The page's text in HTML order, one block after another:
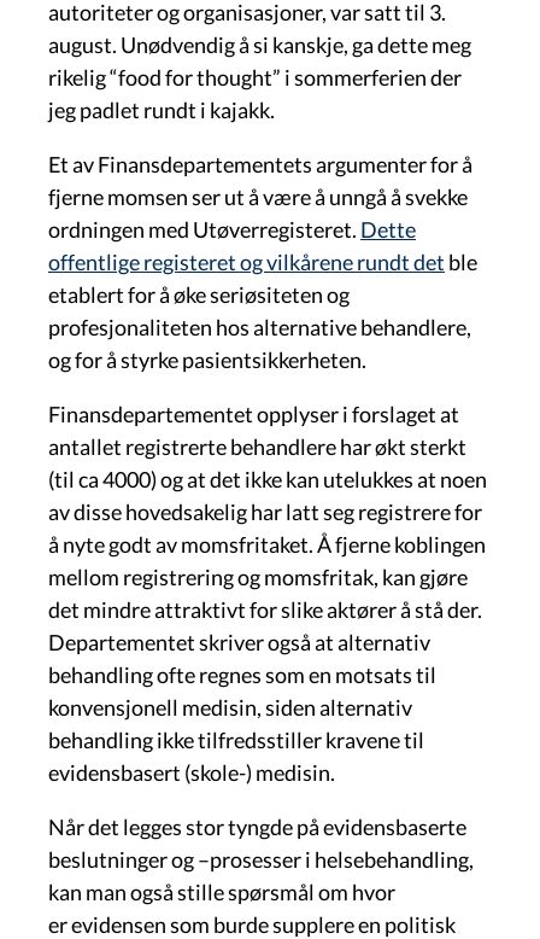
autoriteter og organisasjoner, var satt til 3.
august. Unødvendig å si kanskje, ga dette meg
rikelig “food for thought” i sommerferien der
jeg padlet rundt i kajakk.
Et av Finansdepartementets argumenter for å
fjerne momsen ser ut å være å unngå å svekke
ordningen med Utøverregisteret. Dette
offentlige registeret og vilkårene rundt det ble
etablert for å øke seriøsiteten og
profesjonaliteten hos alternative behandlere,
og for å styrke pasientsikkerheten.
Finansdepartementet opplyser i forslaget at
antallet registrerte behandlere har økt sterkt
(til ca 4000) og at det ikke kan utelukkes at noen
av disse hovedsakelig har latt seg registrere for
å nyte godt av momsfritaket. Å fjerne koblingen
mellom registrering og momsfritak, kan gjøre
det mindre attraktivt for slike aktører å stå der.
Departementet skriver også at alternativ
behandling ofte regnes som en motsats til
konvensjonell medisin, siden alternativ
behandling ikke tilfredsstiller kravene til
evidensbasert (skole-) medisin.
Når det legges stor tyngde på evidensbaserte
beslutninger og –prosesser i helsebehandling,
kan man også stille spørsmål om hvor
er evidensen som burde supplere en politisk